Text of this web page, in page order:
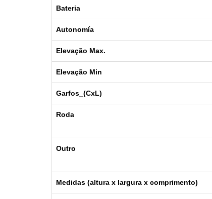
Bateria
Autonomía
Elevação Max.
Elevação Min
Garfos_(CxL)
Roda
Outro
Medidas (altura x largura x comprimento)